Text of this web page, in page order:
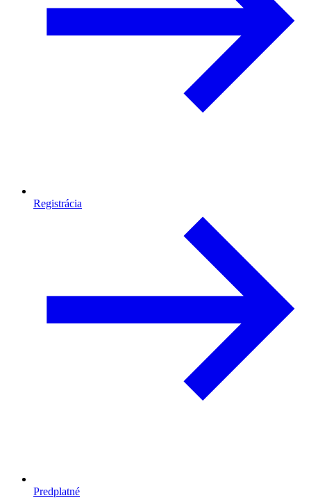
Registrácia
Predplatné